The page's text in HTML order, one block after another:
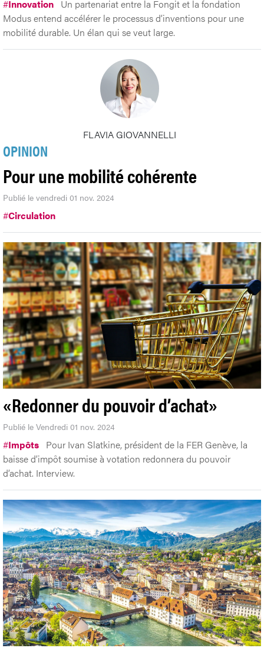
#Innovation Un partenariat entre la Fongit et la fondation
Modus entend accélérer le processus d’inventions pour une
mobilité durable. Un élan qui se veut large.
FLAVIA GIOVANNELLI
OPINION
Pour une mobilité cohérente
Publié le vendredi 01 nov. 2024
#Circulation
«Redonner du pouvoir d’achat»
Publié le Vendredi 01 nov. 2024
#Impôts Pour Ivan Slatkine, président de la FER Genève, la
baisse d’impôt soumise à votation redonnera du pouvoir
d’achat. Interview.